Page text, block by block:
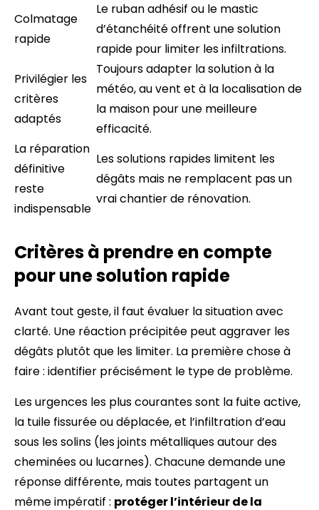
Colmatage
rapide
Le ruban adhésif ou le mastic
d’étanchéité offrent une solution
rapide pour limiter les infiltrations.
Privilégier les
critères
adaptés
Toujours adapter la solution à la
météo, au vent et à la localisation de
la maison pour une meilleure
efficacité.
La réparation
définitive
reste
indispensable
Les solutions rapides limitent les
dégâts mais ne remplacent pas un
vrai chantier de rénovation.
Critères à prendre en compte
pour une solution rapide
Avant tout geste, il faut évaluer la situation avec
clarté. Une réaction précipitée peut aggraver les
dégâts plutôt que les limiter. La première chose à
faire : identifier précisément le type de problème.
Les urgences les plus courantes sont la fuite active,
la tuile fissurée ou déplacée, et l’infiltration d’eau
sous les solins (les joints métalliques autour des
cheminées ou lucarnes). Chacune demande une
réponse différente, mais toutes partagent un
même impératif : protéger l’intérieur de la